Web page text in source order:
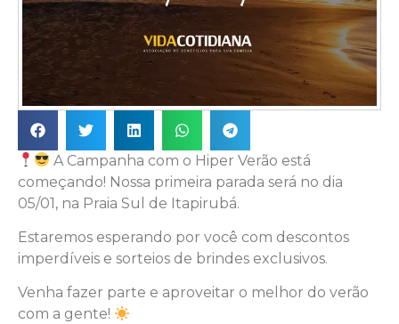
A Campanha com o Hiper Verão está
começando! Nossa primeira parada será no dia
05/01, na Praia Sul de Itapirubá.
Estaremos esperando por você com descontos
imperdíveis e sorteios de brindes exclusivos.
Venha fazer parte e aproveitar o melhor do verão
com a gente!